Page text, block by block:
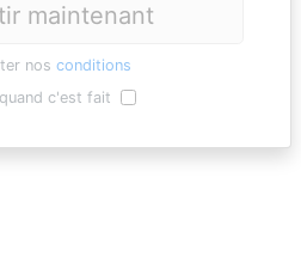
maintenant
nos conditions
c'est fait